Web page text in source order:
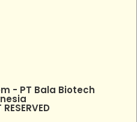
- PT Bala Biotech